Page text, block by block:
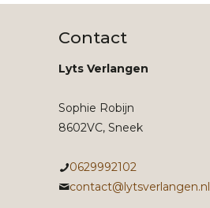
Contact
Lyts Verlangen
Sophie Robijn
8602VC, Sneek
0629992102
contact@lytsverlangen.nl